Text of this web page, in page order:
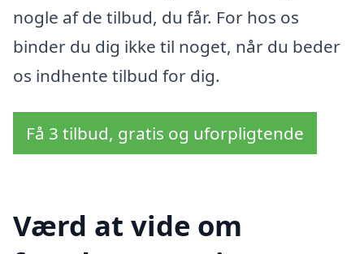
nogle af de tilbud, du får. For hos os
binder du dig ikke til noget, når du beder
os indhente tilbud for dig.
Få 3 tilbud, gratis og uforpligtende
Værd at vide om